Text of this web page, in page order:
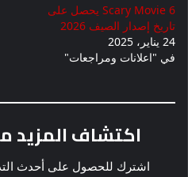
Scary Movie 6 يحصل على
تاريخ إصدار الصيف 2026
24 يناير، 2025
في "اعلانات ومراجعات"
اكتشاف المزيد
اشترك للحصول على أحدث